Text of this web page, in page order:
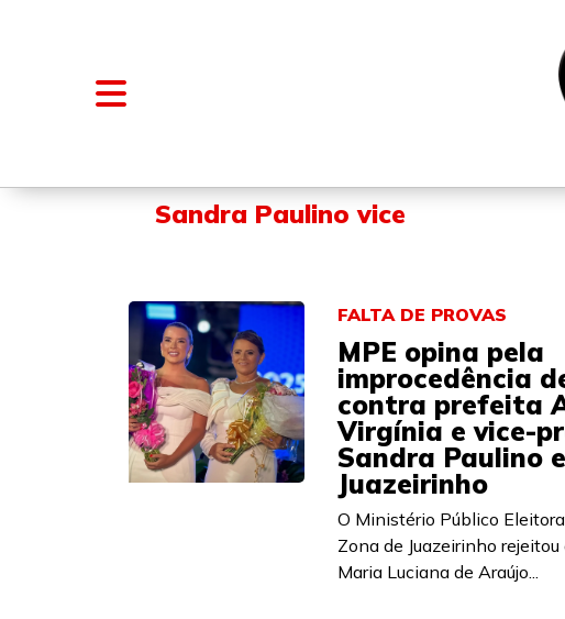
Sandra Paulino vice
FALTA DE PROVAS
MPE opina pela
improcedência
contra prefeita
Virgínia e vice-
Sandra Paulino
Juazeirinho
O Ministério Público
Zona de Juazeirinho
Maria Luciana de Araújo...